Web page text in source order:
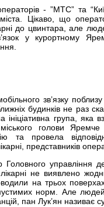
- ”МТС” та
міста. Цікаво, що
до цвинтара, але
у курортному
зв’язку поблизу
будинків не раз
ініціативна група,
голови
та провела
представників
управління
лікарні не виявлено
на трьох поверхах
норм. Але
пан Лук’ян називає